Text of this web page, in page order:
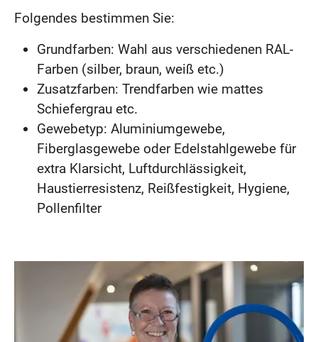
Folgendes bestimmen Sie:
Grundfarben: Wahl aus verschiedenen RAL-
Farben (silber, braun, weiß etc.)
Zusatzfarben: Trendfarben wie mattes
Schiefergrau etc.
Gewebetyp: Aluminiumgewebe,
Fiberglasgewebe oder Edelstahlgewebe für
extra Klarsicht, Luftdurchlässigkeit,
Haustierresistenz, Reißfestigkeit, Hygiene,
Pollenfilter